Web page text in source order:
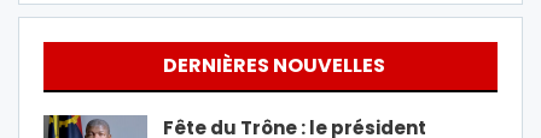
DERNIÈRES NOUVELLES
Fête du Trône : le président